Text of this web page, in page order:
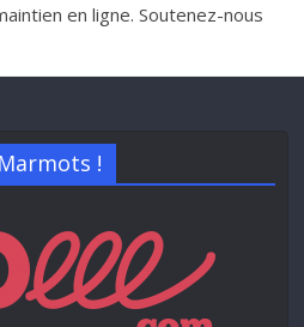
en ligne. Soutenez-nous
!